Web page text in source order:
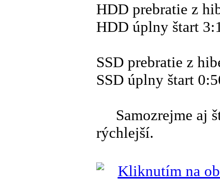
HDD prebratie z
HDD úplny štart
SSD prebratie z
SSD úplny štart
Samozrejme aj
rýchlejší.